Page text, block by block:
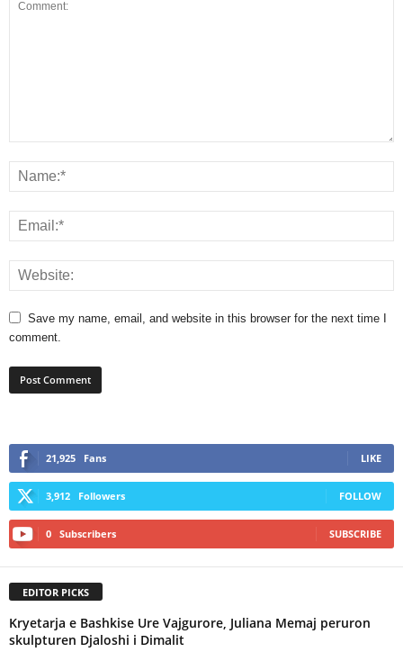
Save my name, email, and website in this browser for the next time I
comment.
21,925 Fans LIKE
3,912 Followers FOLLOW
0 Subscribers SUBSCRIBE
EDITOR PICKS
Kryetarja e Bashkise Ure Vajgurore, Juliana Memaj peruron
skulpturen Djaloshi i Dimalit